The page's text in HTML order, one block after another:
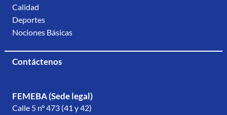
Calidad
Deportes
Nociones Básicas
Contáctenos
FEMEBA (Sede legal)
Calle 5 n° 473 (41 y 42)